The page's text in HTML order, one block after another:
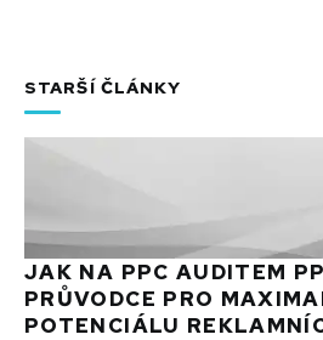
STARŠÍ ČLÁNKY
JAK NA PPC AUDITEM
PRŮVODCE PRO
POTENCIÁLU